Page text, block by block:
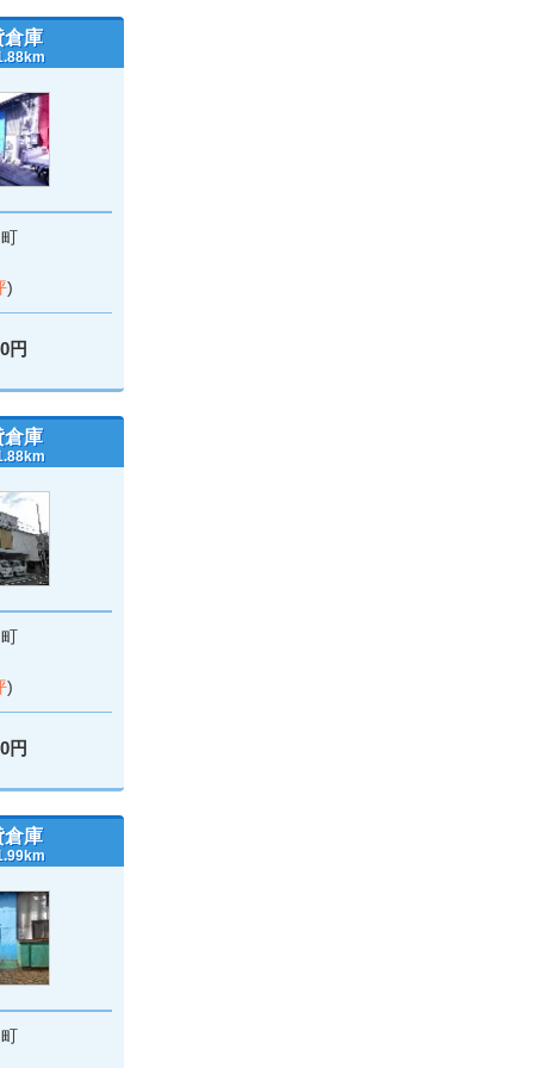
倉庫
)
円
倉庫
)
円
倉庫